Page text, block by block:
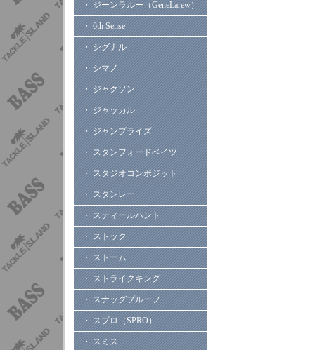
・ ジーンラルー（GeneLarew）
・ 6th Sense
・ シグナル
・ シマノ
・ ジャクソン
・ ジャッカル
・ ジャンプライズ
・ スタンフォードベイツ
・ スタジオコンポジット
・ スタンレー
・ スティールハント
・ ストック
・ ストーム
・ ストライクキング
・ スナッグプルーフ
・ スプロ（SPRO）
・ スミス